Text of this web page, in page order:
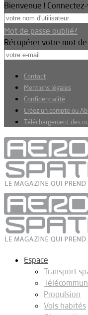
Bienvenue !
Mot de passe oublié?
Récupérer votre mot de
Contact
Mentions légales
Confidentialité
Créez un compte ou
Téléchargement des
Espace
Transport
Propulsion
Vols habités